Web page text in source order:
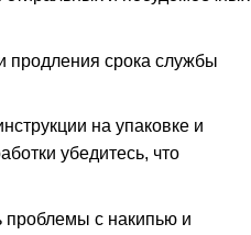
продления срока службы
на упаковке и
убедитесь, что
проблемы с накипью и